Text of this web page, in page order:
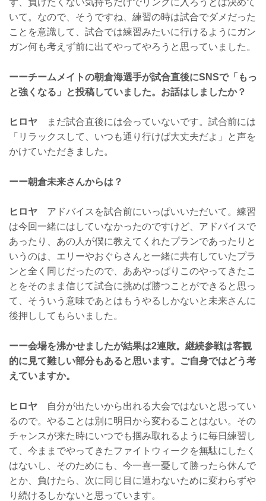
ず、負けたくない気持ちだけでリングに入ろうとは決めて
いて。なので、そうですね、練習の時は試合でダメだった
ことを意識して、試合では練習みたいに行けるようにガン
ガン何も考えず前に出てやってやろうと思っていました。
ーーチームメイトの朝倉海選手が試合直後にSNSで「もっ
と強くなる」と投稿していました。お話はしましたか？
ヒロヤ まだ試合直後には会っていないです。試合前には
「リラックスして、いつも通り行けば大丈夫だよ」と声を
かけていただきました。
ーー朝倉未来さんからは？
ヒロヤ アドバイスを試合前にいっぱいいただいて。練習
は今回一緒にはしていなかったのですけど、アドバイスで
あったり、あの人が僕に教えてくれたプランであったりと
いうのは、エリーやおぐらさんと一緒に共有していたプラ
ンと全く同じだったので、ああやっぱりこのやってきたこ
とをそのまま信じて試合に挑めば勝つことができると思っ
て、そういう意味であとはもうやるしかないと未来さんに
後押ししてもらいました。
ーー会場を沸かせましたが結果は2連敗。継続参戦は客観
的に見て難しい部分もあると思います。ご自身ではどう考
えていますか。
ヒロヤ 自分が出たいから出れる大会ではないと思ってい
るので。やることは別に明日から変わることはない。その
チャンスが来た時にいつでも掴み取れるように毎日練習し
て、今ままでやってきたファイトウィークを無駄にしたく
はないし、そのためにも、今一喜一憂して勝ったら休んで
とか、負けたら、次に同じ目に遭わないために変わらずや
り続けるしかないと思っています。